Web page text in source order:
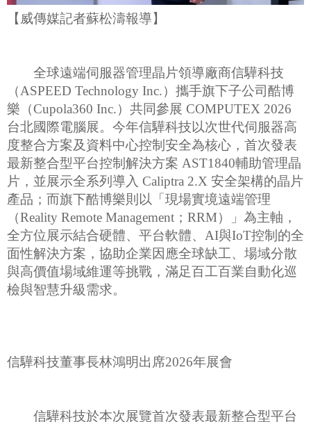
【威傳媒記者蘇松濤報導】
全球遠端伺服器管理晶片領導廠商信驊科技
（ASPEED Technology Inc.）攜手旗下子公司酷博
樂（Cupola360 Inc.）共同參展 COMPUTEX 2026
台北國際電腦展。今年信驊科技以次世代伺服器高
度整合方案及資料中心控制安全為核心，首次發表
最新整合型平台控制解決方案 AST1840輔助管理晶
片，並展示全系列導入 Caliptra 2.X 安全架構的晶片
產品；而旗下酷博樂則以「現場實境遠端管理
（Reality Remote Management；RRM）」為主軸，
全方位展示結合硬體、平台軟體、AI與IoT控制的全
面性解決方案，協助企業因應全球缺工、場域分散
與高價值場域維運等挑戰，滿足百工百業自動化巡
檢與智慧升級需求。
信驊科技董事長林鴻明出席2026年展會
信驊科技於本次展覽首次發表最新整合型平台